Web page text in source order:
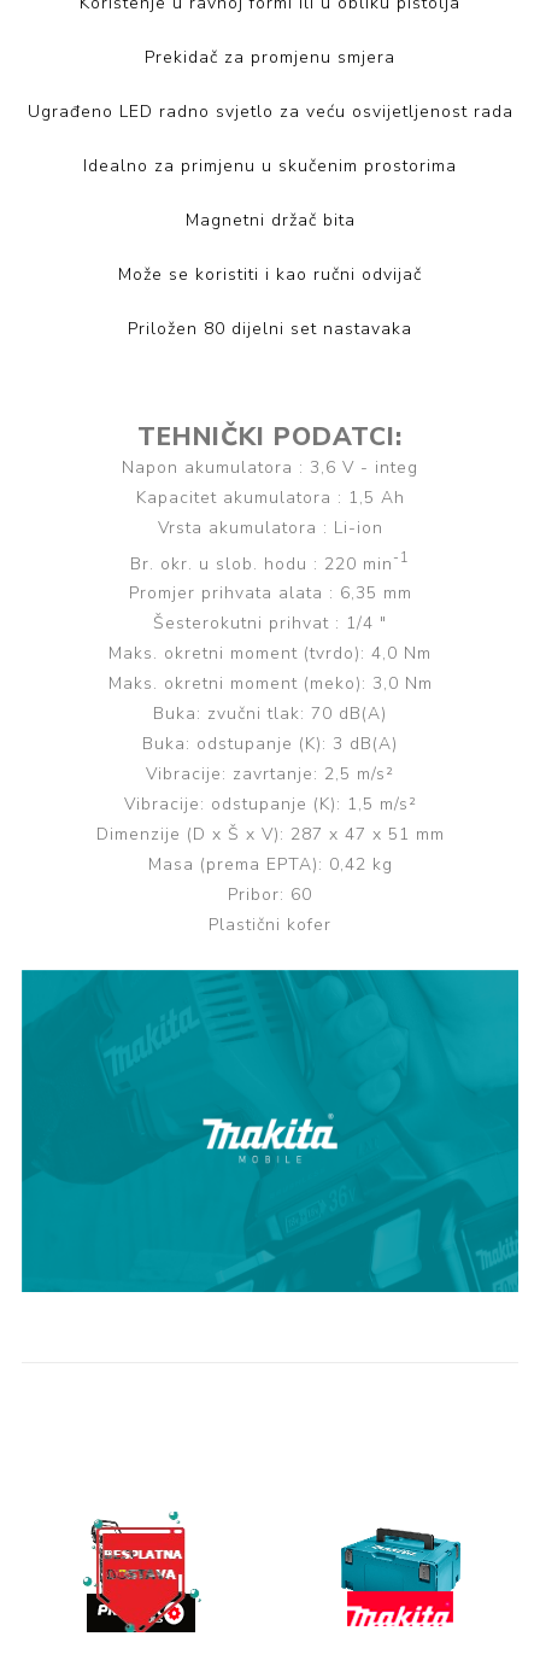
Prekidač za promjenu smjera
Ugrađeno LED radno svjetlo za veću osvijetljenost rada
Idealno za primjenu u skučenim prostorima
Magnetni držač bita
Može se koristiti i kao ručni odvijač
Priložen 80 dijelni set nastavaka
TEHNIČKI PODATCI:
Napon akumulatora : 3,6 V - integ
Kapacitet akumulatora : 1,5 Ah
Vrsta akumulatora : Li-ion
Br. okr. u slob. hodu : 220 min-1
Promjer prihvata alata : 6,35 mm
Šesterokutni prihvat : 1/4 "
Maks. okretni moment (tvrdo): 4,0 Nm
Maks. okretni moment (meko): 3,0 Nm
Buka: zvučni tlak: 70 dB(A)
Buka: odstupanje (K): 3 dB(A)
Vibracije: zavrtanje: 2,5 m/s²
Vibracije: odstupanje (K): 1,5 m/s²
Dimenzije (D x Š x V): 287 x 47 x 51 mm
Masa (prema EPTA): 0,42 kg
Pribor: 60
Plastični kofer